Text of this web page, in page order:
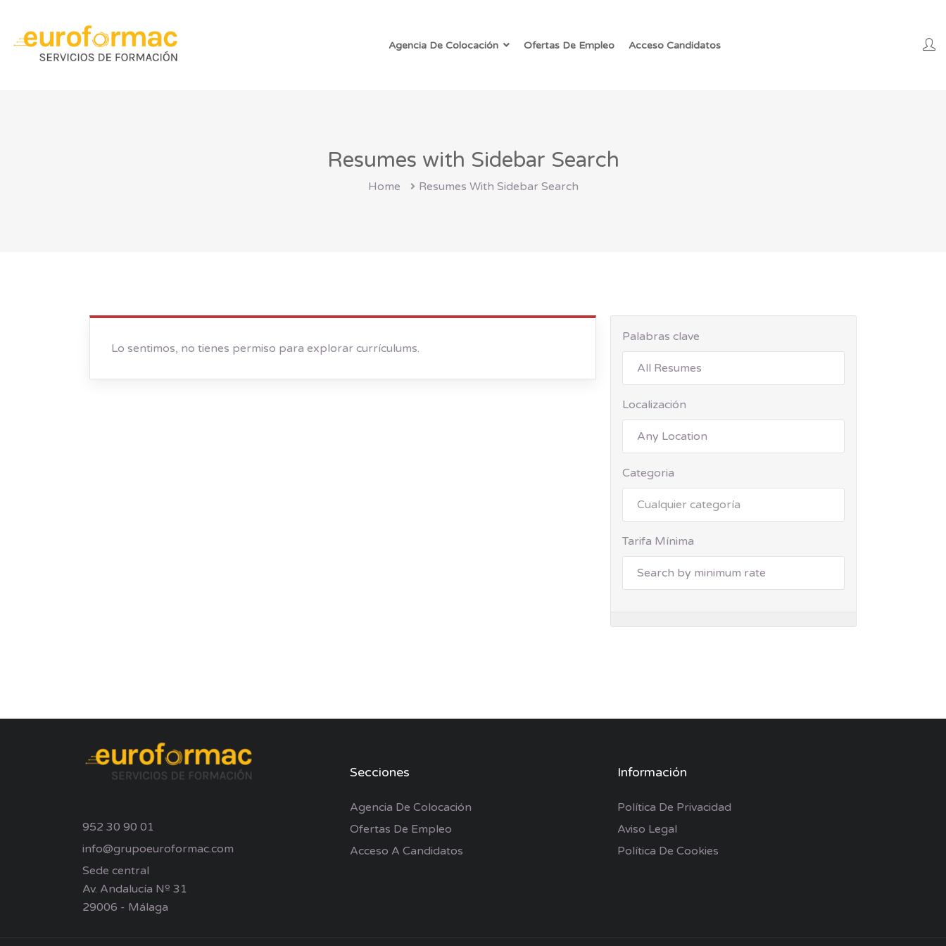
Agencia De Colocación Ofertas De Empleo Acceso Candidatos
Resumes with Sidebar Search
Home Resumes With Sidebar Search
Lo sentimos, no tienes permiso para explorar currículums.
Palabras clave
Localización
Categoria
Tarifa Mínima
952 30 90 01
info@grupoeuroformac.com
Sede central
Av. Andalucía Nº 31
29006 - Málaga
Secciones
Agencia De Colocación
Ofertas De Empleo
Acceso A Candidatos
Información
Política De Privacidad
Aviso Legal
Política De Cookies